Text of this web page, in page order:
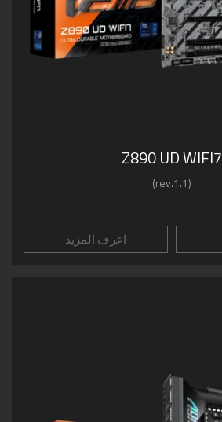
Z890 UD WIFI7
(rev.1.1)
اعرف المزيد